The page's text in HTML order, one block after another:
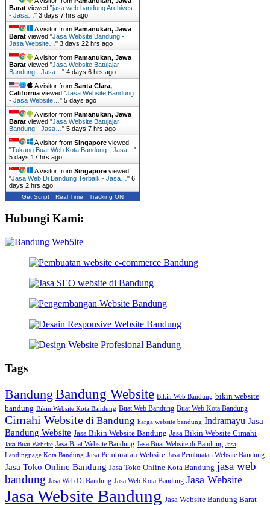
Barat viewed "jasa web bandung Archives
- Jasa… " 3 days 7 hrs ago
A visitor from Pamanukan, Jawa
Barat viewed "Jasa Website Bandung -
Jasa Website… " 3 days 22 hrs ago
A visitor from Pamanukan, Jawa
Barat viewed "Jasa Website Batujajar
Bandung - Jasa… " 4 days 6 hrs ago
A visitor from Santa Clara,
California viewed "Jasa Website Bandung
- Jasa Website… " 5 days ago
A visitor from Pamanukan, Jawa
Barat viewed "Jasa Website Batujajar
Bandung - Jasa… " 5 days 7 hrs ago
A visitor from Singapore viewed
"Tukang Buat Web Kota Bandung - Jasa… "
5 days 17 hrs ago
A visitor from Singapore viewed
"Jasa Web Di Bandung Terbaik - Jasa… " 6
days 2 hrs ago
Get Script Real Time Tracking ON
Hubungi Kami:
Tags
Bandung Bandung Website Bikin Web Bandung bikin website
bandung Bikin Website Kota Bandung Buat Web Bandung Buat Web Kota Bandung
Cimahi Website di Bandung harga website bandung Indramayu Jasa
Bandung Website Jasa Bikin Website Bandung Jasa Bikin Website Cimahi
Jasa Buat Website Jasa Buat Website Bandung Jasa Buat Website di Bandung Jasa
Landingpage Kota Bandung Jasa Pembuatan Website Jasa Pembuatan Website Bandung
Jasa Toko Online Bandung Jasa Toko Online Kota Bandung jasa web
bandung Jasa Web Di Bandung Jasa Web Kota Bandung Jasa Website
Jasa Website Bandung Jasa Website Bandung Barat